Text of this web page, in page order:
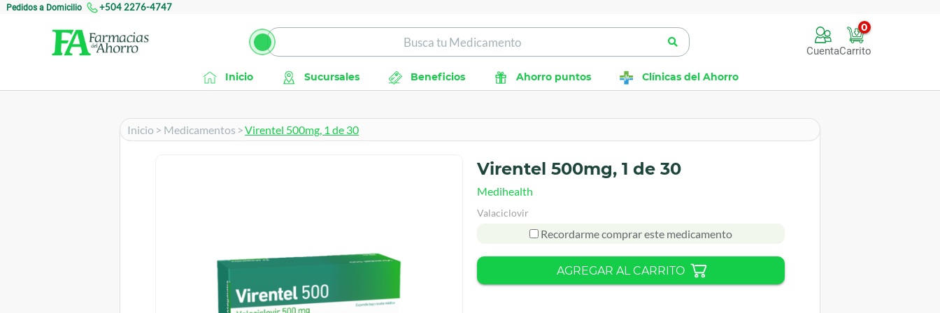
Pedidos a Domicilio +504 2276-4747
Cuenta
0
Carrito
Inicio Sucursales Beneficios Ahorro puntos Clínicas del Ahorro
Inicio > Medicamentos >Virentel 500mg, 1 de 30
Virentel 500mg, 1 de 30
Medihealth
Valaciclovir
Recordarme comprar este medicamento
AGREGAR AL CARRITO